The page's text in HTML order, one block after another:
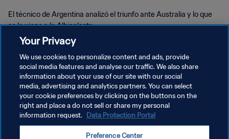
El técnico de Argentina analizó el triunfo ante Australia y lo que
se le viene a la Albiceleste.
POLÍTICA DE PRIVACIDAD
TÉRMINOS DE SERVICIO
AJUSTAR LA CONFIGURACIÓN DE LAS COOKIES
Your Privacy
We use cookies to personalize content and ads, provide
social media features and analyse our traffic. We also share
information about your use of our site with our social
media, advertising and analytics partners. You can select
your cookie preferences by clicking on the buttons on the
right and place a do not sell or share my personal
information request. Data Protection Portal
Preference Center